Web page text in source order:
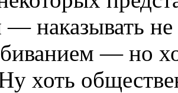
— наказывать
— но
хоть